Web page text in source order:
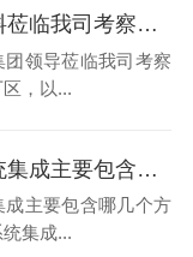
江苏某新材料莅临我司考察电磁阀箱制造
领导莅临我司考察
，以...
电气控制系统集成主要包含哪几个方面？艾迅小编来回答
成主要包含哪几个方
集成...